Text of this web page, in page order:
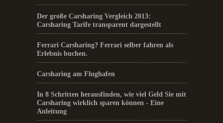
Der große Carsharing Vergleich 2013:
Carsharing Tarife transparent dargestellt
Ferrari Carsharing? Ferrari selber fahren als
Erlebnis buchen.
Carsharing am Flughafen
In 8 Schritten herausfinden, wie viel Geld Sie mit
Carsharing wirklich sparen können - Eine
Anleitung